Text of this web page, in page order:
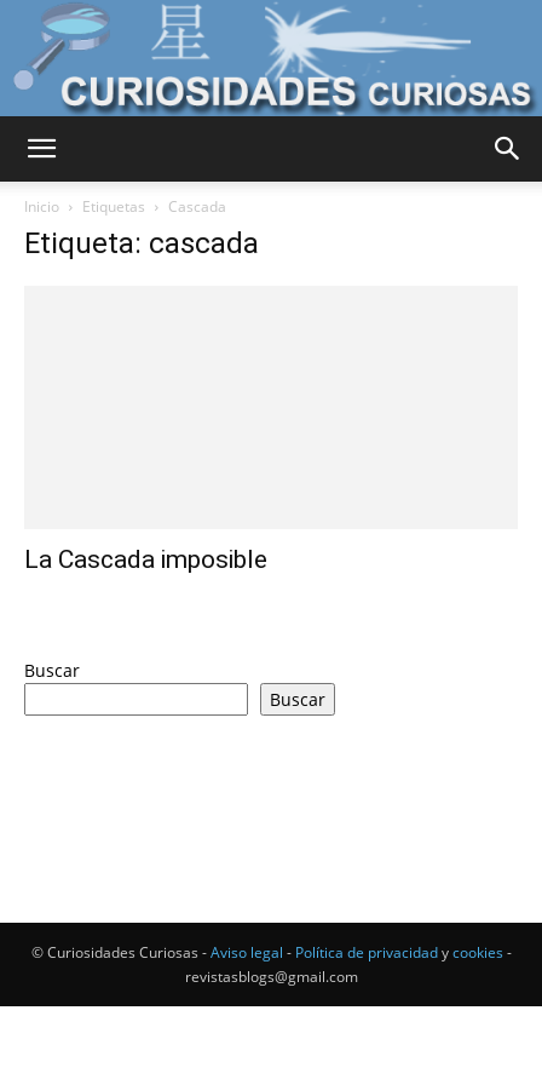
Inicio Etiquetas Cascada
Etiqueta: cascada
La Cascada imposible
Buscar
Buscar
© Curiosidades Curiosas -Aviso legal - Política de privacidadycookies -
revistasblogs@gmail.com